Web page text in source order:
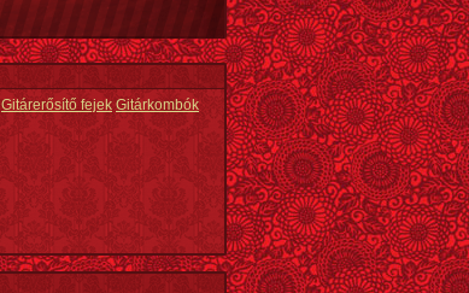
Gitárerősítő fejek Gitárkombók